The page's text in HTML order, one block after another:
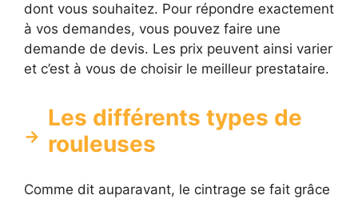
dont vous souhaitez. Pour répondre exactement
à vos demandes, vous pouvez faire une
demande de devis. Les prix peuvent ainsi varier
et c’est à vous de choisir le meilleur prestataire.
Les différents types de
rouleuses
Comme dit auparavant, le cintrage se fait grâce